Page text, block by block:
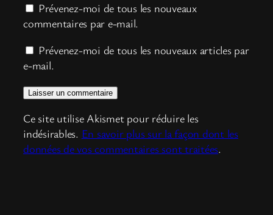
Prévenez-moi de tous les nouveaux
commentaires par e-mail.
Prévenez-moi de tous les nouveaux articles par
e-mail.
Ce site utilise Akismet pour réduire les
indésirables. En savoir plus sur la façon dont les
données de vos commentaires sont traitées.